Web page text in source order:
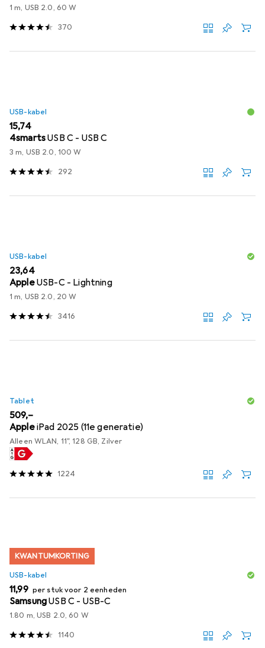
1 m, USB 2.0, 60 W
370
USB-kabel
EUR
15,74
4smartsUSB C - USB C
3 m, USB 2.0, 100 W
292
USB-kabel
EUR
23,64
AppleUSB-C - Lightning
1 m, USB 2.0, 20 W
3416
Tablet
EUR
509,–
AppleiPad 2025 (11e generatie)
Alleen WLAN, 11", 128 GB, Zilver
1224
KWANTUMKORTING
USB-kabel
EUR
11,99 per stuk voor 2 eenheden
SamsungUSB C - USB-C
1.80 m, USB 2.0, 60 W
1140